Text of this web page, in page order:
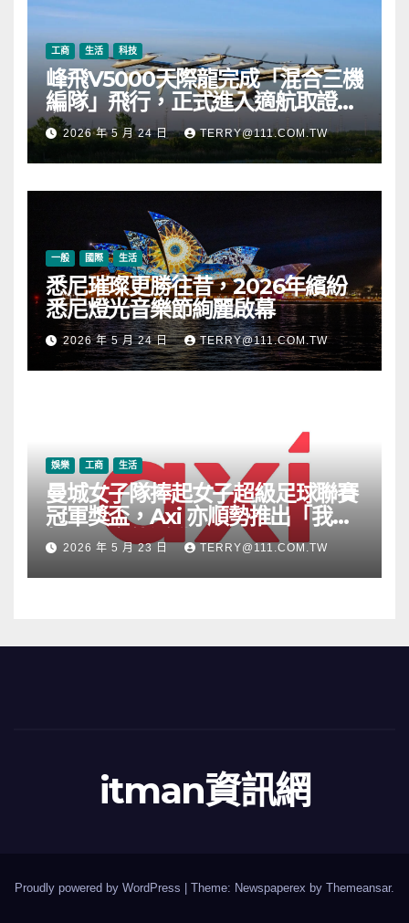
工商 生活 科技
峰飛V5000天際龍完成「混合三機
編隊」飛行，正式進入適航取證階
段2026 年 5 月 24 日 TERRY@111.COM.TW
一般 國際 生活
悉尼璀璨更勝往昔，2026年繽紛
悉尼燈光音樂節絢麗啟幕
2026 年 5 月 24 日 TERRY@111.COM.TW
娛樂 工商 生活
曼城女子隊捧起女子超級足球聯賽
冠軍獎盃，Axi 亦順勢推出「我的
根源」宣傳活動
2026 年 5 月 23 日 TERRY@111.COM.TW
itman資訊網
Proudly powered by WordPress Theme: Newspaperex by Themeansar.